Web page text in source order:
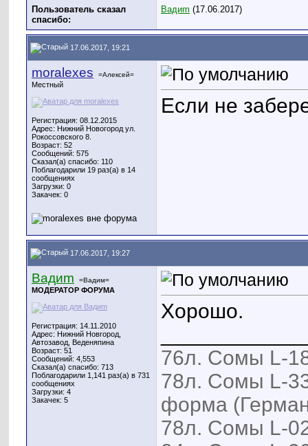
Пользователь сказал
cпасибо:
Вадиm (17.06.2017)
17.06.2017, 19:21
moralexes =Алексей=
Местный
Регистрация: 08.12.2015
Адрес: Нижний Новогород ул.
Рокоссовского 8.
Возраст: 52
Сообщений: 575
Сказал(а) спасибо: 110
Поблагодарили 19 раз(а) в 14
сообщениях
Загрузки: 0
Закачек: 0
Если не
17.06.2017, 19:27
Вадиm =Вадим=
МОДЕРАТОР ФОРУМА
Регистрация: 14.11.2010
Адрес: Нижний Новгород,
Автозавод, Веденяпина
Возраст: 51
Сообщений: 4,553
Сказал(а) спасибо: 713
Поблагодарили 1,141 раз(а) в 731
сообщениях
Загрузки: 4
Закачек: 5
Хорошо.
76л. Сомы L-
78л. Сомы L-
форма
78л. Сомы L-